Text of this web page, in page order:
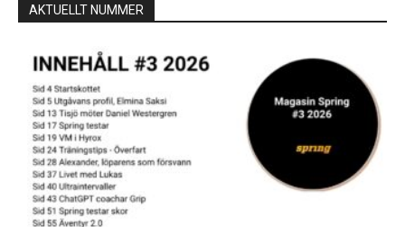
AKTUELLT NUMMER